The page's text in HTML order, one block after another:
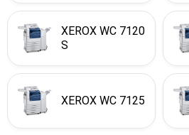
XEROX WC 7120
S
XEROX WC 7125